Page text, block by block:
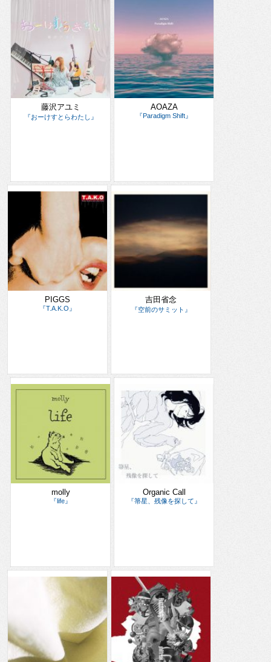
藤沢アユミ
『おーけすとらわたし』
AOAZA
『Paradigm Shift』
PIGGS
『T.A.K.O』
吉田省念
『空前のサミット』
molly
『life』
Organic Call
『箒星、残像を探して』